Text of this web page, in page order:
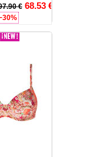
120 - 125 - 130
€ 68.53 €